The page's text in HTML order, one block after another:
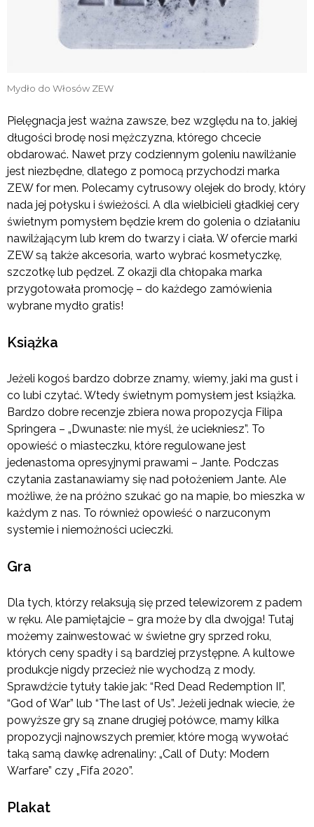
Mydło do Włosów ZEW
Pielęgnacja jest ważna zawsze, bez względu na to, jakiej
długości brodę nosi mężczyzna, którego chcecie
obdarować. Nawet przy codziennym goleniu nawilżanie
jest niezbędne, dlatego z pomocą przychodzi marka
ZEW for men. Polecamy cytrusowy olejek do brody, który
nada jej połysku i świeżości. A dla wielbicieli gładkiej cery
świetnym pomysłem będzie krem do golenia o działaniu
nawilżającym lub krem do twarzy i ciała. W ofercie marki
ZEW są także akcesoria, warto wybrać kosmetyczkę,
szczotkę lub pędzel. Z okazji dla chłopaka marka
przygotowała promocję – do każdego zamówienia
wybrane mydło gratis!
Książka
Jeżeli kogoś bardzo dobrze znamy, wiemy, jaki ma gust i
co lubi czytać. Wtedy świetnym pomysłem jest książka.
Bardzo dobre recenzje zbiera nowa propozycja Filipa
Springera – „Dwunaste: nie myśl, że uciekniesz”. To
opowieść o miasteczku, które regulowane jest
jedenastoma opresyjnymi prawami – Jante. Podczas
czytania zastanawiamy się nad położeniem Jante. Ale
możliwe, że na próżno szukać go na mapie, bo mieszka w
każdym z nas. To również opowieść o narzuconym
systemie i niemożności ucieczki.
Gra
Dla tych, którzy relaksują się przed telewizorem z padem
w ręku. Ale pamiętajcie – gra może by dla dwojga! Tutaj
możemy zainwestować w świetne gry sprzed roku,
których ceny spadły i są bardziej przystępne. A kultowe
produkcje nigdy przecież nie wychodzą z mody.
Sprawdźcie tytuły takie jak: “Red Dead Redemption II”,
“God of War” lub “The last of Us”. Jeżeli jednak wiecie, że
powyższe gry są znane drugiej połówce, mamy kilka
propozycji najnowszych premier, które mogą wywołać
taką samą dawkę adrenaliny: „Call of Duty: Modern
Warfare” czy „Fifa 2020”.
Plakat